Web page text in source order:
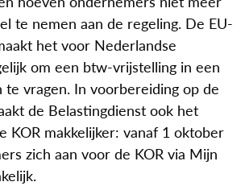
te nemen aan de regeling. De EU-
het voor Nederlandse
om een btw-vrijstelling in een
te vragen. In voorbereiding op de
de Belastingdienst ook het
KOR makkelijker: vanaf 1 oktober
zich aan voor de KOR via Mijn